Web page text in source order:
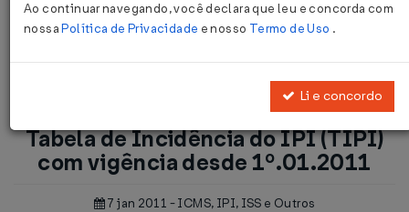
IPI (TIPI) com vigência desde 1º.01.2011 ...
Voltar
IPI: Alterados diversos códigos da
Tabela de Incidência do IPI (TIPI)
com vigência desde 1º.01.2011
7 jan 2011 - ICMS, IPI, ISS e Outros
Ao continuar navegando, você declara que leu e concorda com
nossaPolítica de Privacidade e nosso Termo de Uso .
Li e concordo